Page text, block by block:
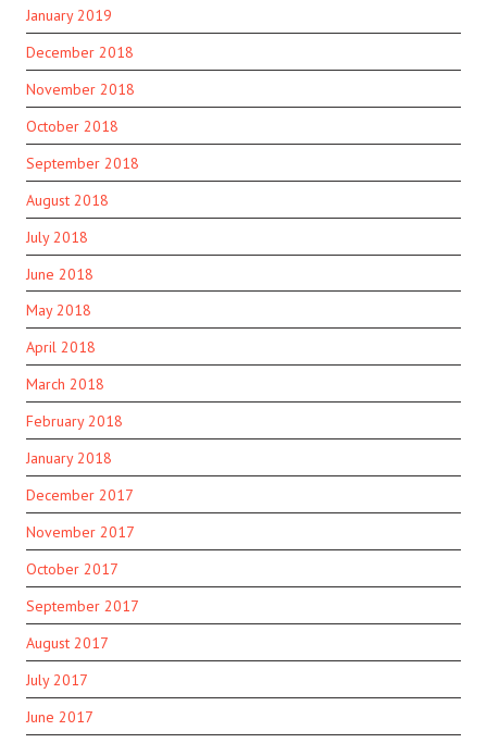
January 2019
December 2018
November 2018
October 2018
September 2018
August 2018
July 2018
June 2018
May 2018
April 2018
March 2018
February 2018
January 2018
December 2017
November 2017
October 2017
September 2017
August 2017
July 2017
June 2017